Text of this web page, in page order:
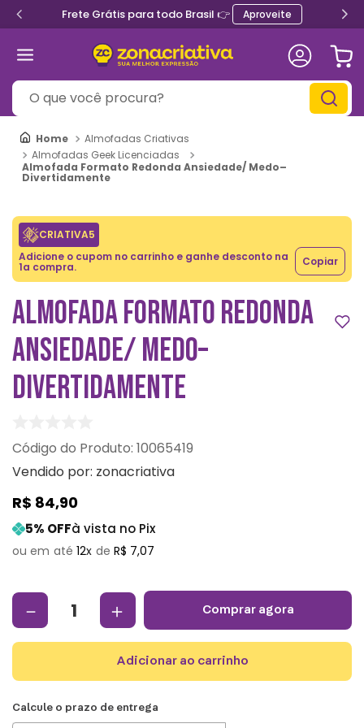
Frete Grátis para todo Brasil 👉 Aproveite
O que você procura?
Almofadas Criativas
Almofadas Geek Licenciadas
Almofada Formato Redonda Ansiedade/ Medo–
Divertidamente
CRIATIVA5
Adicione o cupom no carrinho e ganhe desconto na
1a compra. Copiar
ALMOFADA FORMATO REDONDA
ANSIEDADE/ MEDO–
DIVERTIDAMENTE
: 10065419
Vendido por: zonacriativa
R$ 84,90
5% OFFà vista no Pix
12 R$ 7,07
＋
－ comprar agora
adicionar ao carrinho